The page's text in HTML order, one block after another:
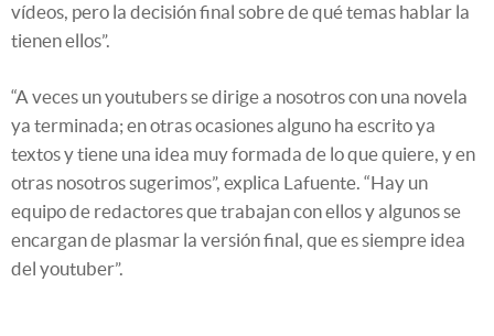
vídeos, pero la decisión final sobre de qué temas hablar la
tienen ellos”.
“A veces un youtubers se dirige a nosotros con una novela
ya terminada; en otras ocasiones alguno ha escrito ya
textos y tiene una idea muy formada de lo que quiere, y en
otras nosotros sugerimos”, explica Lafuente. “Hay un
equipo de redactores que trabajan con ellos y algunos se
encargan de plasmar la versión final, que es siempre idea
del youtuber”.